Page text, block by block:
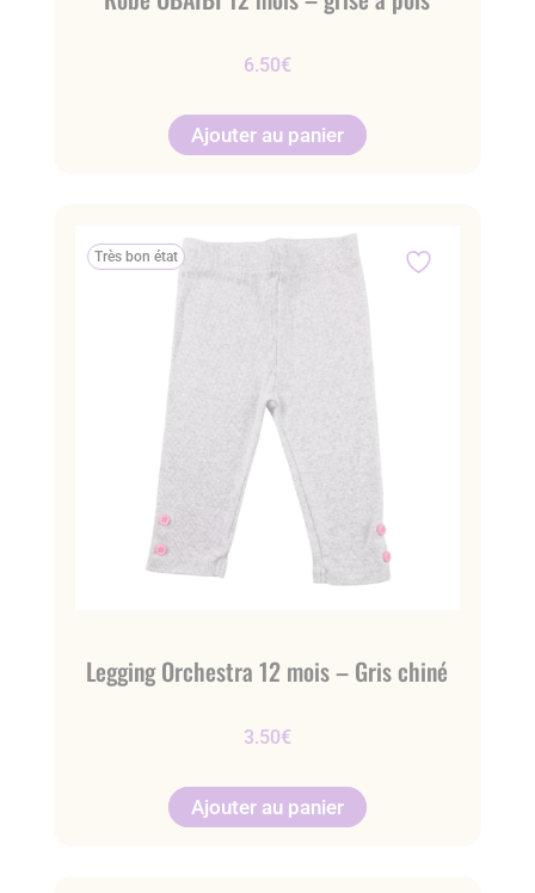
6.50€
Ajouter au panier
Très bon état
Legging Orchestra 12 mois – Gris chiné
3.50€
Ajouter au panier